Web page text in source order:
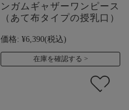
ンガムギャザーワンピース
（あて布タイプの授乳口）
価格: ¥6,390(税込)
在庫を確認する